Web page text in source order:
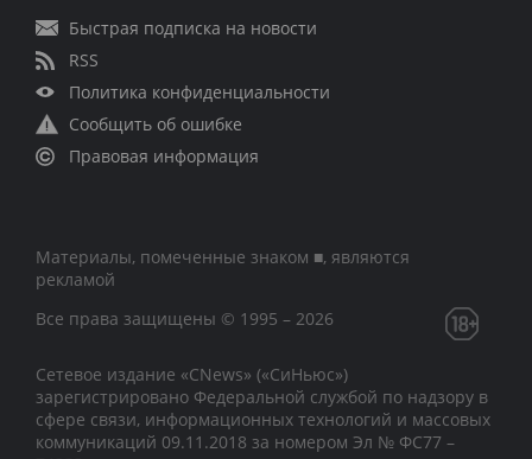
Быстрая подписка на новости
RSS
Политика конфиденциальности
Сообщить об ошибке
Правовая информация
Материалы, помеченные знаком ■, являются
рекламой
Все права защищены © 1995 – 2026
Сетевое издание «CNews» («СиНьюс»)
зарегистрировано Федеральной службой по надзору в
сфере связи, информационных технологий и массовых
коммуникаций 09.11.2018 за номером Эл № ФС77 –